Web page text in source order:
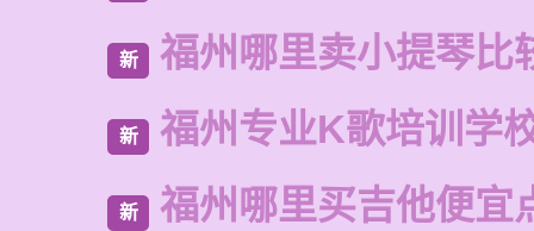
新 福州哪里卖小提琴比
新 福州专业K歌培训学
新 福州哪里买吉他便宜